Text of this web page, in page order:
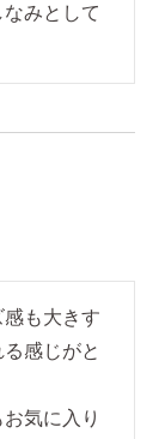
みとして
も大きす
感じがと
気に入り